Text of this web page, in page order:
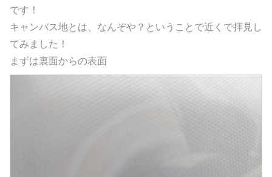
です！
キャンバス地とは、なんぞや？ということで近くで拝見し
てみました！
まずは裏面からの表面